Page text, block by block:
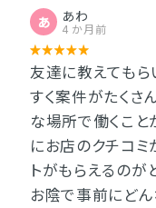
あ あわ
4 か月前
友達に教えてもら
すく案件がたくさ
な場所で働くこと
にお店のクチコミ
トがもらえるのが
お陰で事前にど